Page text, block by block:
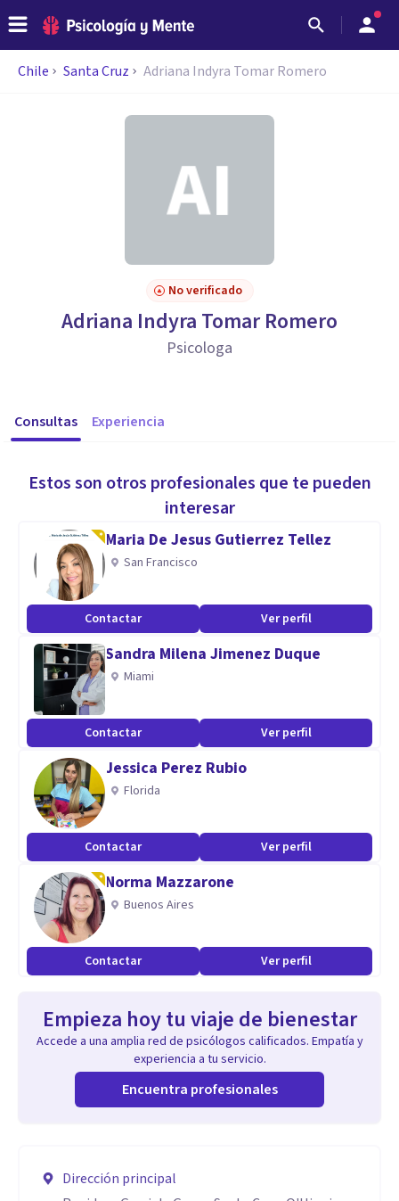
Chile Santa Cruz Adriana Indyra Tomar Romero
No verificado
Adriana Indyra Tomar Romero
Psicologa
Consultas Experiencia
Estos son otros profesionales que te pueden
interesar
Maria De Jesus Gutierrez Tellez
San Francisco
Contactar Ver perfil
Sandra Milena Jimenez Duque
Miami
Contactar Ver perfil
Jessica Perez Rubio
Florida
Contactar Ver perfil
Norma Mazzarone
Buenos Aires
Contactar Ver perfil
Empieza hoy tu viaje de bienestar
Accede a una amplia red de psicólogos calificados. Empatía y
experiencia a tu servicio.
Encuentra profesionales
Dirección principal